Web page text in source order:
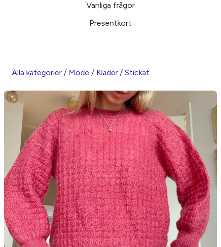
Vanliga frågor
Presentkort
Alla kategorier / Mode / Kläder / Stickat